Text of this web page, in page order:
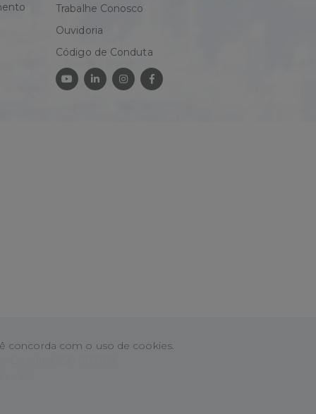
concorda com o uso de cookies.
Trabalhe Conosco
Ouvidoria
Código de Conduta